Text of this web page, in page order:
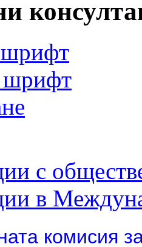
с
в
комисия